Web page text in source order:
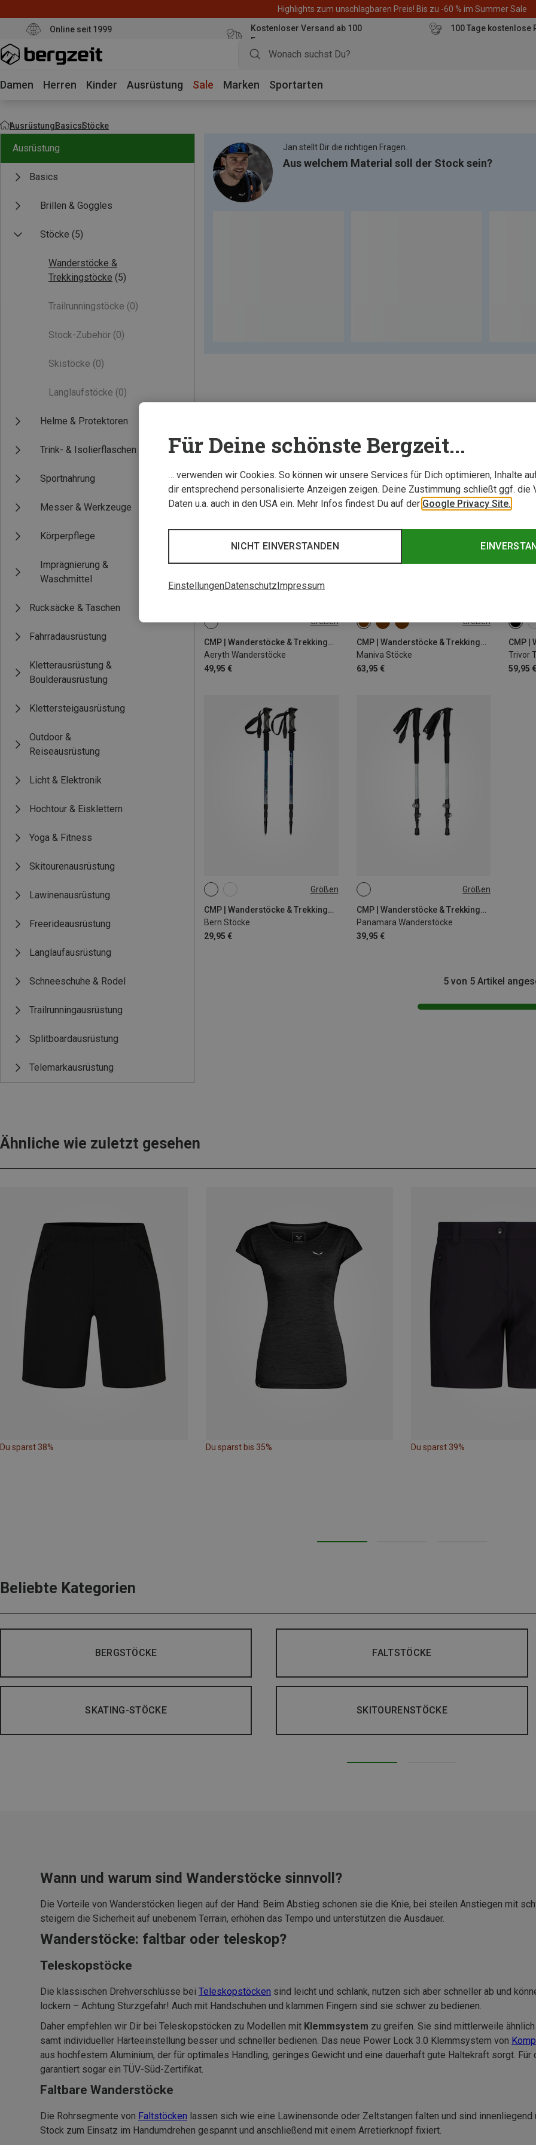
Highlights zum unschlagbaren Preis! Bis zu -60 % im Summer Sale
Online seit 1999
Kostenloser Versand ab 100
Euro
100 Tage kostenlose
Damen Herren Kinder Ausrüstung Sale Marken Sportarten
AusrüstungBasicsStöcke
Ausrüstung
Basics
Brillen & Goggles
Stöcke (5)
Wanderstöcke &
Trekkingstöcke (5)
Trailrunningstöcke (0)
Stock-Zubehör (0)
Skistöcke (0)
Langlaufstöcke (0)
Helme & Protektoren
Trink- & Isolierflaschen
Sportnahrung
Messer & Werkzeuge
Körperpflege
Imprägnierung &
Waschmittel
Rucksäcke & Taschen
Fahrradausrüstung
Kletterausrüstung &
Boulderausrüstung
Klettersteigausrüstung
Outdoor &
Reiseausrüstung
Licht & Elektronik
Hochtour & Eisklettern
Yoga & Fitness
Skitourenausrüstung
Lawinenausrüstung
Freerideausrüstung
Langlaufausrüstung
Schneeschuhe & Rodel
Trailrunningausrüstung
Splitboardausrüstung
Telemarkausrüstung
Jan stellt Dir die richtigen Fragen.
Aus welchem Material soll der Stock sein?
Größen
CMP | Wanderstöcke & Trekkingstöcke
Aeryth Wanderstöcke
49,95 €
ONE SIZE Größen
CMP | Wanderstöcke & Trekkingstöcke
Maniva Stöcke
63,95 €
ONE SIZE
Trivor
59,95 €
ONE
Größen
CMP | Wanderstöcke & Trekkingstöcke
Bern Stöcke
29,95 €
ONE SIZE Größen
CMP | Wanderstöcke & Trekkingstöcke
Panamara Wanderstöcke
39,95 €
ONE SIZE
5 von 5 Artikel
Ähnliche wie zuletzt gesehen
Du sparst 38% Du sparst bis 35% Du sparst 39%
Beliebte Kategorien
BERGSTÖCKE FALTSTÖCKE
SKATING-STÖCKE SKITOURENSTÖCKE
Wann und warum sind Wanderstöcke sinnvoll?
Die Vorteile von Wanderstöcken liegen auf der Hand: Beim Abstieg schonen sie die Knie, bei steilen Anstiegen mit
steigern die Sicherheit auf unebenem Terrain, erhöhen das Tempo und unterstützen die Ausdauer.
Wanderstöcke: faltbar oder teleskop?
Teleskopstöcke
Die klassischen Drehverschlüsse bei Teleskopstöcken sind leicht und schlank, nutzen sich aber schneller ab und
lockern – Achtung Sturzgefahr! Auch mit Handschuhen und klammen Fingern sind sie schwer zu bedienen.
Daher empfehlen wir Dir bei Teleskopstöcken zu Modellen mit Klemmsystem zu greifen. Sie sind mittlerweile
samt individueller Härteeinstellung besser und schneller bedienen. Das neue Power Lock 3.0 Klemmsystem von
aus hochfestem Aluminium, der für optimales Handling, geringes Gewicht und eine dauerhaft gute Haltekraft sorgt.
garantiert sogar ein TÜV-Süd-Zertifikat.
Faltbare Wanderstöcke
Die Rohrsegmente von Faltstöcken lassen sich wie eine Lawinensonde oder Zeltstangen falten und sind
Stock zum Einsatz im Handumdrehen gespannt und anschließend mit einem Arretierknopf fixiert.
Für Deine schönste Bergzeit...
… verwenden wir Cookies. So können wir unsere Services für Dich optimieren, Inhalte
dir entsprechend personalisierte Anzeigen zeigen. Deine Zustimmung schließt ggf. die
Daten u.a. auch in den USA ein. Mehr Infos findest Du auf der Google Privacy Site.
NICHT EINVERSTANDEN
EinstellungenDatenschutzImpressum